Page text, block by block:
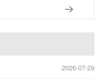
2026-07-29